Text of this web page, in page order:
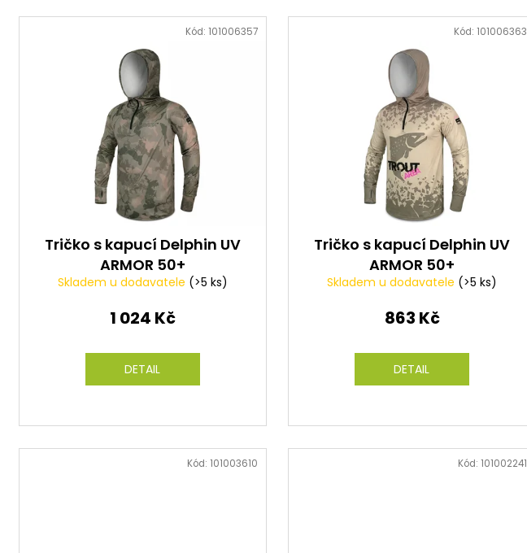
V
Tričko s kapucí Delphin UV
ARMOR 50+
Skladem u dodavatele (>5 ks)
1 024 Kč
DETAIL
Kód: 101006357
Tričko s kapucí Delphin UV
ARMOR 50+
Skladem u dodavatele (>5 ks)
863 Kč
DETAIL
Kód: 101006363
Kód: 101003610 Kód: 101002241